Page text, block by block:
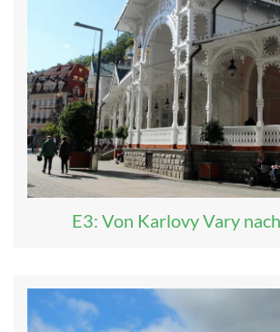
E3: Von Karlovy Vary